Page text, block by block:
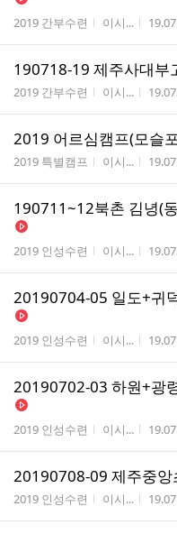
게시판명
2019 간부수련 작성자
이시... 작성
190718-19 제주사대부
게시판명
2019 간부수련 작성자
이시... 작성
2019 어르심캠프(모슬
게시판명
2019 특별캠프 작성자
이시... 작성
190711~12북촌 김녕(
게시판명
2019 인성수련 작성자
이시... 작성
20190704-05 일도+귀
게시판명
2019 인성수련 작성자
이시... 작성
20190702-03 하원+광
게시판명
2019 인성수련 작성자
이시... 작성
20190708-09 제주중앙
게시판명
2019 인성수련 작성자
이시... 작성